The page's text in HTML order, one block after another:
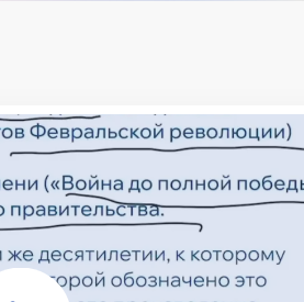
класс 11 класс